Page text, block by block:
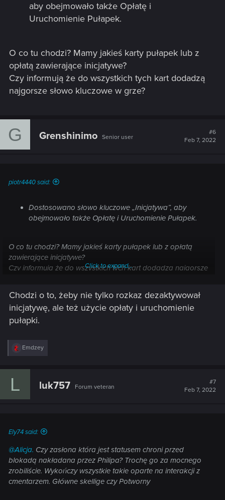
aby obejmowało także Opłatę i
Uruchomienie Pułapek.
O co tu chodzi? Mamy jakieś karty pułapek lub z
opłatą zawierające inicjatywe?
Czy informują że do wszystkich tych kart dodadzą
najgorsze słowo kluczowe w grze?
G Grenshinimo Senior user
#6
Feb 7, 2022
piotr4440 said:
Dostosowano słowo kluczowe „Inicjatywa”, aby
obejmowało także Opłatę i Uruchomienie Pułapek.
O co tu chodzi? Mamy jakieś karty pułapek lub z opłatą
zawierające inicjatywe?
Czy informują że do wszystkich tych kart dodadzą najgorsze
Click to expand...
Chodzi o to, żeby nie tylko rozkaz dezaktywował
inicjatywę, ale też użycie opłaty i uruchomienie
pułapki.
R
c
Emdzey
L luk757 Forum veteran
#7
Feb 7, 2022
Ely74 said:
@Alicja. Czy zasłona która jest statusem chroni przed
blokadą nakładana przez Philipa? Trochę go za mocnego
zrobiliście. Wykończy wszystkie takie oparte na interakcji z
cmentarzem. Główne skellige czy Potworny